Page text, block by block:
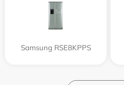
Samsung RSE8KPPS